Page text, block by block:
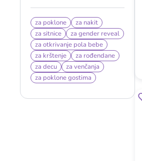
za poklone
za nakit
za sitnice
za gender reveal
za otkrivanje pola bebe
za krštenje
za rođendane
za decu
za venčanja
za poklone gostima